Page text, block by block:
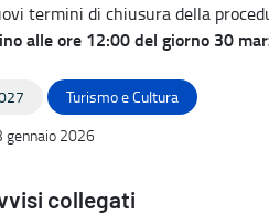
termini di chiusura della
alle ore 12:00 del giorno 30
Turismo e Cultura
gennaio 2026
collegati